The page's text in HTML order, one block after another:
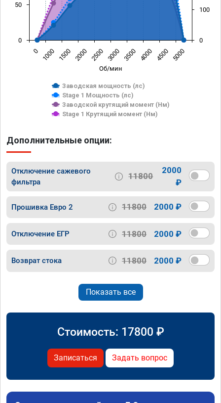
Об/мин
Заводская мощность (лс)
Stage 1 Мощность (лс)
Заводской крутящий момент (Нм)
Stage 1 Крутящий момент (Нм)
0 1000 1500 2000 2500 3000 3500 4000 4500 5000
0
50
0
100
Дополнительные опции:
Отключение сажевого
фильтра
11800
2000
₽
Прошивка Евро 2 11800 2000 ₽
Отключение ЕГР 11800 2000 ₽
Возврат стока 11800 2000 ₽
Показать все
Стоимость: 17800 ₽
Записаться Задать вопрос